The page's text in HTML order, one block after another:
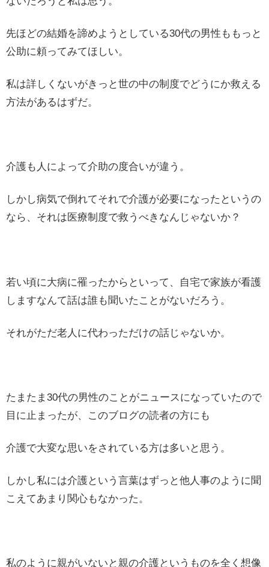
先ほどの結婚を諦めようとしている30代の男性ももっと
公助に頼ってみてほしい。
私は詳しくないがきっと世の中の制度でどうにか救える
方法があるはずだ。
介護も人によって介助の度合いが違う。
しかし病気で倒れてそれで介護が必要になったというの
なら、それは医療制度で救うべきなんじゃないか？
若い頃に大病に罹ったからといって、自宅で家族が看護
しますなんて話は誰も聞いたことがないだろう。
それがただ老人に代わっただけの話じゃないか。
たまたま30代の男性のことがニュースになっていたので
目に止まったが、このブログの読者の方にも
介護で大変な思いをされている方は多いと思う。
しかし私には介護という言葉はずっと他人事のように聞
こえてあまり関心もなかった。
私のように親がいないと親の介護というものを全く想像